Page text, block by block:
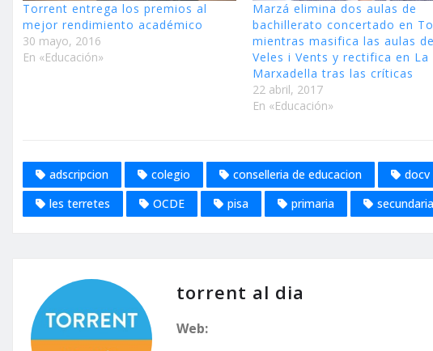
Torrent entrega los premios al
mejor rendimiento académico
30 mayo, 2016
En «Educación»
Marzá elimina dos aulas de
bachillerato concertado en
mientras masifica las aulas
Veles i Vents y rectifica en La
Marxadella tras las críticas
22 abril, 2017
En «Educación»
adscripcion colegio conselleria de educacion docv
les terretes
OCDE pisa primaria secundaria
torrent al dia
Web: